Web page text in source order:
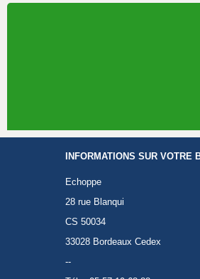
INFORMATIONS SUR VOTRE
Echoppe
28 rue Blanqui
CS 50034
33028 Bordeaux Cedex
--